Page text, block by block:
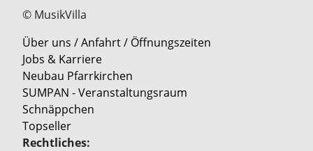
© MusikVilla
Über uns / Anfahrt / Öffnungszeiten
Jobs & Karriere
Neubau Pfarrkirchen
SUMPAN - Veranstaltungsraum
Schnäppchen
Topseller
Rechtliches: